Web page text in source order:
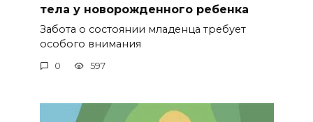
тела у новорожденного ребенка
Забота о состоянии младенца требует
особого внимания
0 597